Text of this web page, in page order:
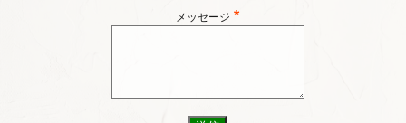
メッセージ *